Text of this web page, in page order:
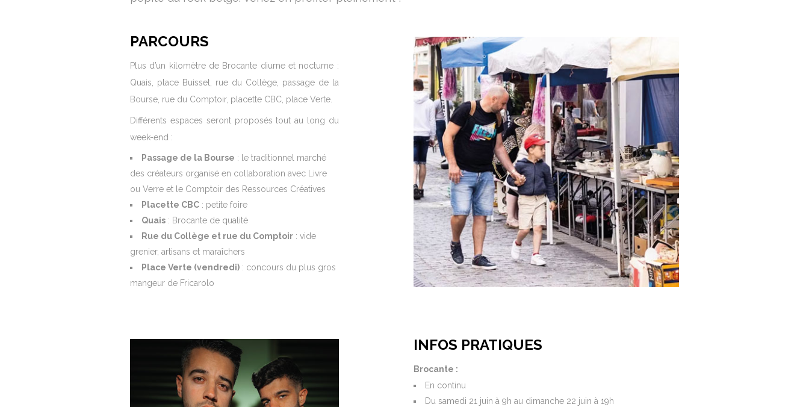
PARCOURS
Plus d’un kilomètre de Brocante diurne et nocturne :
Quais, place Buisset, rue du Collège, passage de la
Bourse, rue du Comptoir, placette CBC, place Verte.
Différents espaces seront proposés tout au long du
week-end :
Passage de la Bourse : le traditionnel marché
des créateurs organisé en collaboration avec Livre
ou Verre et le Comptoir des Ressources Créatives
Placette CBC : petite foire
Quais : Brocante de qualité
Rue du Collège et rue du Comptoir : vide
grenier, artisans et maraîchers
Place Verte (vendredi) : concours du plus gros
mangeur de Fricarolo
INFOS PRATIQUES
Brocante :
En continu
Du samedi 21 juin à 9h au dimanche 22 juin à 19h